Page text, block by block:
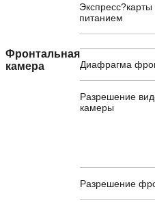
питанием
Фронтальная
камера
Диафрагма
Разрешение
камеры
Разрешение